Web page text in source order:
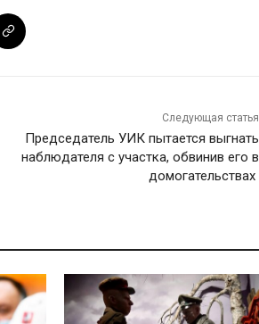
Следующая статья
Председатель УИК пытается выгнать
наблюдателя с участка, обвинив его в
домогательствах